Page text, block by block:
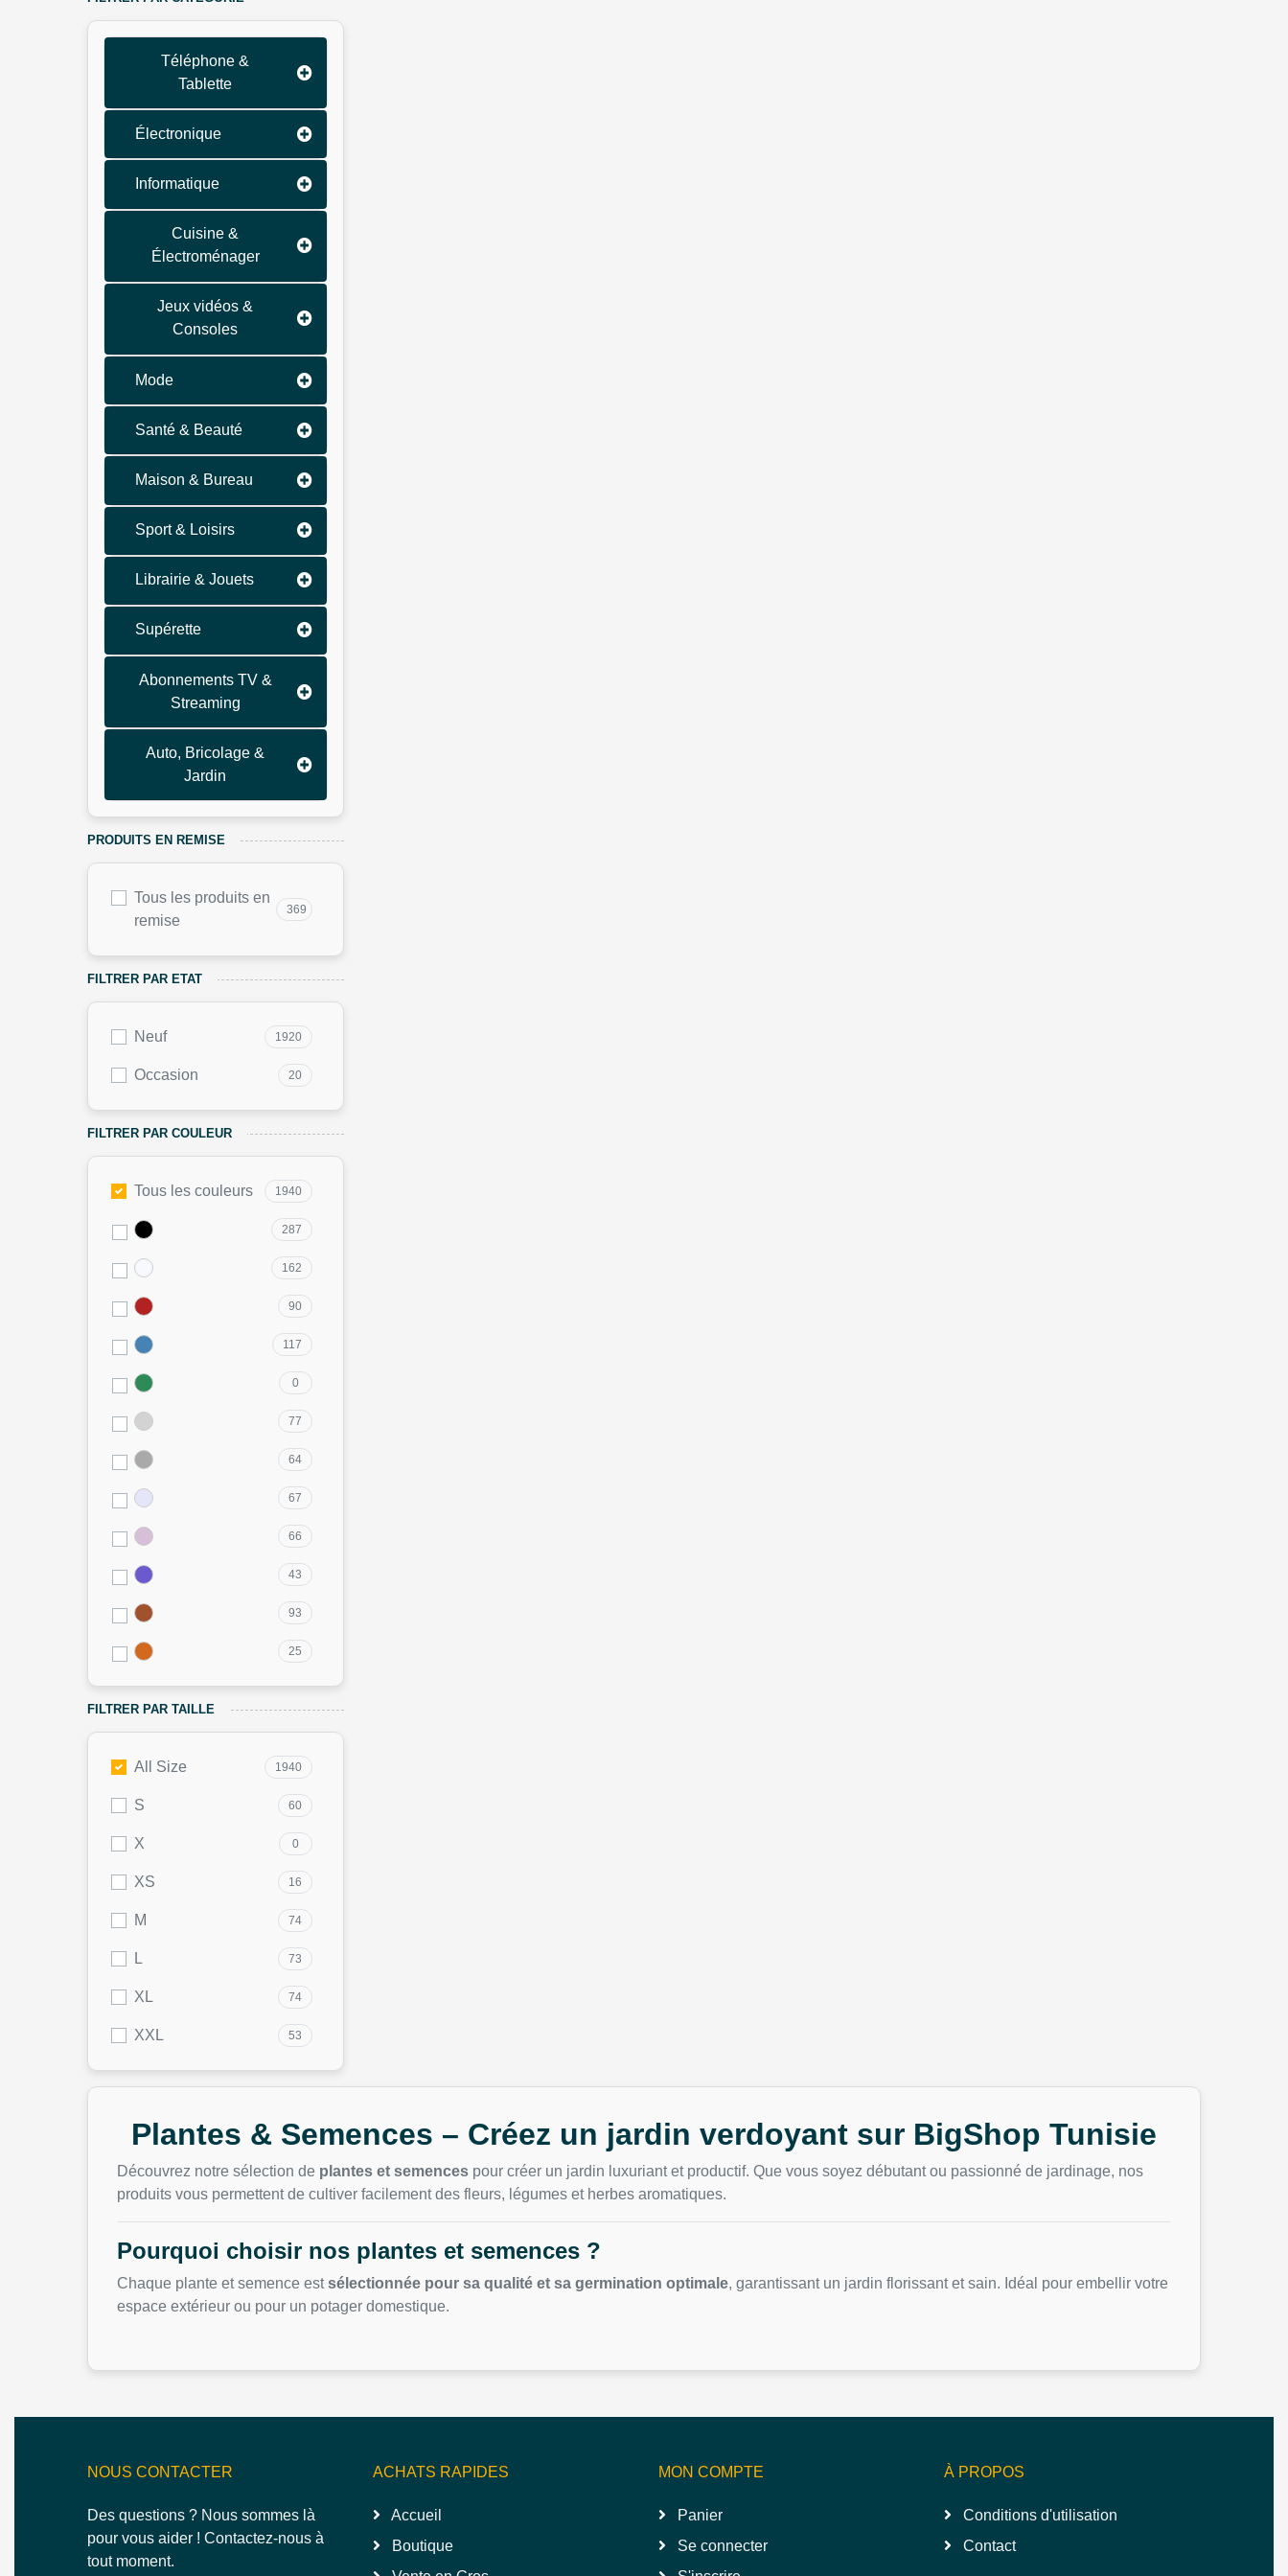
Téléphone &
Tablette
Électronique
Informatique
Cuisine &
Électroménager
Jeux vidéos &
Consoles
Mode
Santé & Beauté
Maison & Bureau
Sport & Loisirs
Librairie & Jouets
Supérette
Abonnements TV &
Streaming
Auto, Bricolage &
Jardin
PRODUITS EN REMISE
Tous les produits en
remise
369
FILTRER PAR ETAT
Neuf 1920
Occasion 20
FILTRER PAR COULEUR
Tous les couleurs 1940
287
162
90
117
0
77
64
67
66
43
93
25
FILTRER PAR TAILLE
All Size 1940
S 60
X 0
XS 16
M 74
L 73
XL 74
XXL 53
Plantes & Semences – Créez un jardin verdoyant sur BigShop Tunisie
Découvrez notre sélection de plantes et semences pour créer un jardin luxuriant et productif. Que vous soyez débutant ou passionné de jardinage, nos
produits vous permettent de cultiver facilement des fleurs, légumes et herbes aromatiques.
Pourquoi choisir nos plantes et semences ?
Chaque plante et semence estsélectionnée pour sa qualité et sa germination optimale, garantissant un jardin florissant et sain. Idéal pour embellir votre
espace extérieur ou pour un potager domestique.
NOUS CONTACTER
Des questions ? Nous sommes là
pour vous aider ! Contactez-nous à
tout moment.
ACHATS RAPIDES
Accueil
Boutique
MON COMPTE
Panier
Se connecter
À PROPOS
Conditions d'utilisation
Contact